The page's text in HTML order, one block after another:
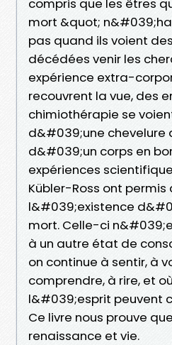
compris que les êtres
mort &quot;
pas quand ils voient
décédées venir les
expérience extra-
recouvrent la vue, des
chimiothérapie se
d&#039;une chevelure
d&#039;un corps en
expériences
Kübler-Ross ont
l&#039;existence
mort. Celle-ci
à un autre état de
on continue à sentir, à
comprendre, à rire, et
l&#039;esprit peuvent
Ce livre nous prouve
renaissance et vie.